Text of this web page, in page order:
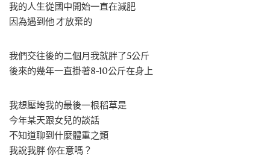
我的人生從國中開始一直在減肥
因為遇到他 才放棄的
我們交往後的二個月我就胖了5公斤
後來的幾年一直掛著8-10公斤在身上
我想壓垮我的最後一根稻草是
今年某天跟女兒的談話
不知道聊到什麼體重之類
我說我胖 你在意嗎？